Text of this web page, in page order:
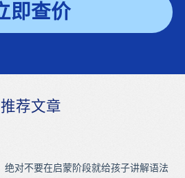
即查价
推荐文章
绝对不要在启蒙阶段就给孩子讲解语法